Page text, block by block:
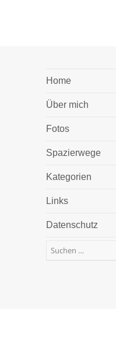
Home
Über mich
Fotos
Spazierwege
Kategorien
Links
Datenschutz
Suchen